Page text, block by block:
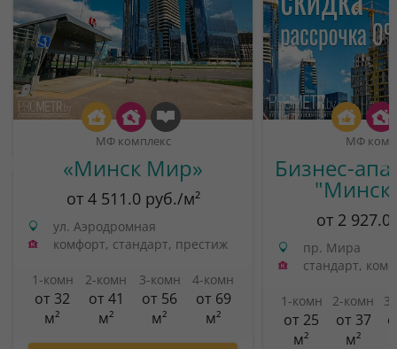
МФ комплекс
«Минск Мир»
от 4 511.0 руб./м²
ул. Аэродромная
комфорт, стандарт, престиж
1-комн
от 32
м²
2-комн
от 41
м²
3-комн
от 56
м²
4-комн
от 69
м²
МФ
Бизнес-
от 2
пр. Мира
стандарт,
1-комн
от 25
м²
2-комн
от 37
м²